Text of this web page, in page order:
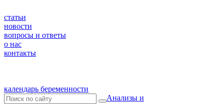
статьи
новости
вопросы и ответы
о нас
контакты
календарь беременности
Анализы и